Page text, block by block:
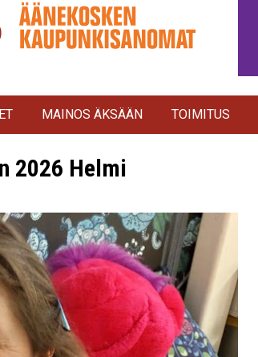
MAINOS ÄKSÄÄN TOIMITUS
2026 Helmi